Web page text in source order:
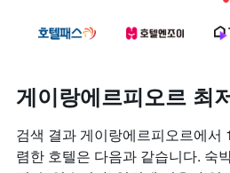
게이랑에르피오르 최
검색 결과 게이랑에르피오르에서
렴한 호텔은 다음과 같습니다. 숙